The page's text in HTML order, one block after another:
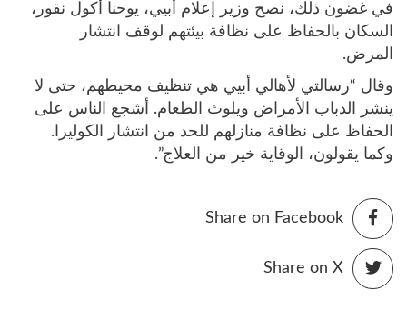
في غضون ذلك، نصح وزير إعلام أبيي، يوحنا أكول نقور،
السكان بالحفاظ على نظافة بيئتهم لوقف انتشار
المرض.
وقال “رسالتي لأهالي أبيي هي تنظيف محيطهم، حتى لا
ينشر الذباب الأمراض ويلوث الطعام. أشجع الناس على
الحفاظ على نظافة منازلهم للحد من انتشار الكوليرا.
وكما يقولون، الوقاية خير من العلاج”.
Share on Facebook
Share on X